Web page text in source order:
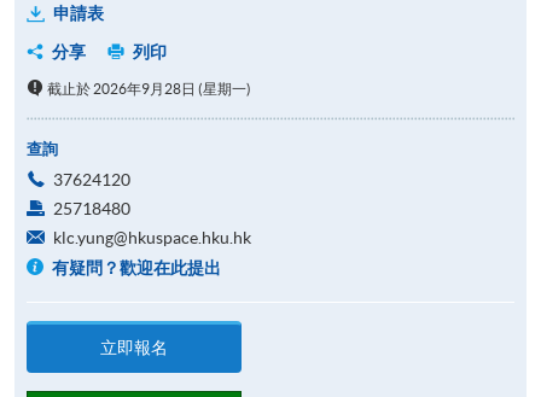
申請表
分享
列印
截止於 2026年9月28日 (星期一)
查詢
37624120
25718480
klc.yung@hkuspace.hku.hk
有疑問？歡迎在此提出
立即報名